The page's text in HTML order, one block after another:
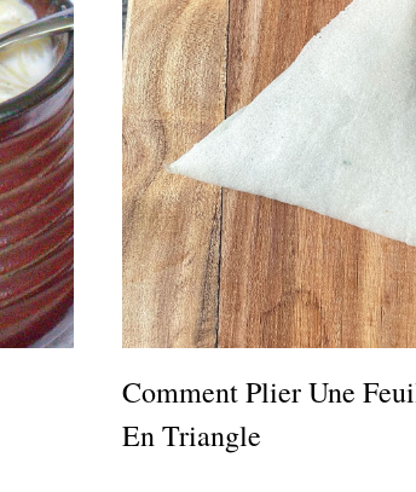
Comment Plier Une
En Triangle